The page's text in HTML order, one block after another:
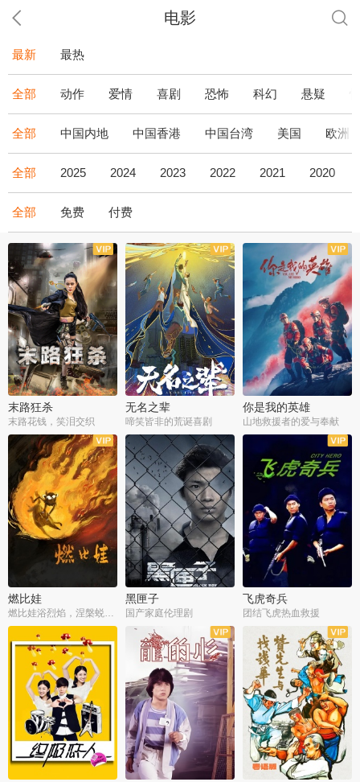
电影
最新 最热
全部 动作 爱情 喜剧 恐怖 科幻 悬疑
全部 中国内地 中国香港 中国台湾 美国 欧洲
全部 2025 2024 2023 2022 2021 2020
全部 免费 付费
末路狂杀
末路花钱，笑泪交织
无名之辈
啼笑皆非的荒诞喜剧
你是我的英雄
山地救援者的爱与奉献
燃比娃
燃比娃浴烈焰，涅槃蜕变成人
黑匣子
国产家庭伦理剧
飞虎奇兵
团结飞虎热血救援